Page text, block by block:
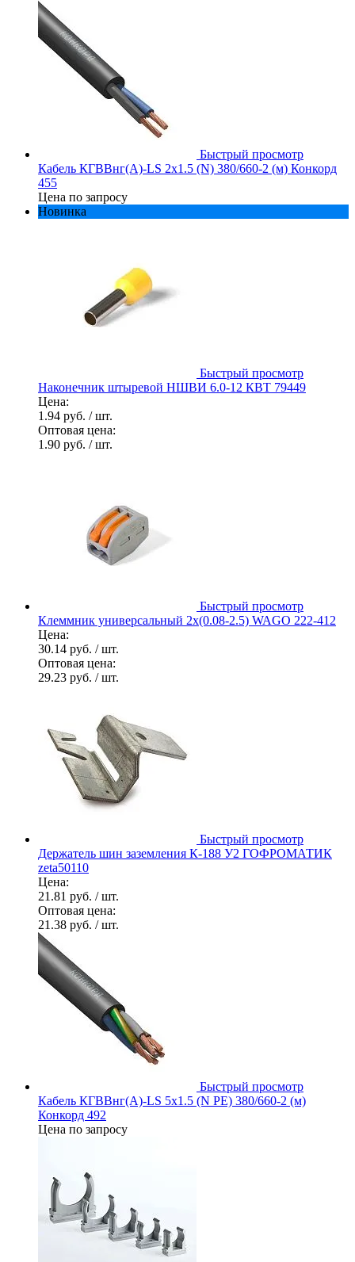
Быстрый просмотр
Кабель КГВВнг(А)-LS 2х1.5 (N) 380/660-2 (м) Конкорд
455
Цена по запросу
Новинка
Быстрый просмотр
Наконечник штыревой НШВИ 6.0-12 КВТ 79449
Цена:
1.94 руб. / шт.
Оптовая цена:
1.90 руб. / шт.
Быстрый просмотр
Клеммник универсальный 2х(0.08-2.5) WAGO 222-412
Цена:
30.14 руб. / шт.
Оптовая цена:
29.23 руб. / шт.
Быстрый просмотр
Держатель шин заземления К-188 У2 ГОФРОМАТИК
zeta50110
Цена:
21.81 руб. / шт.
Оптовая цена:
21.38 руб. / шт.
Быстрый просмотр
Кабель КГВВнг(А)-LS 5х1.5 (N PE) 380/660-2 (м)
Конкорд 492
Цена по запросу